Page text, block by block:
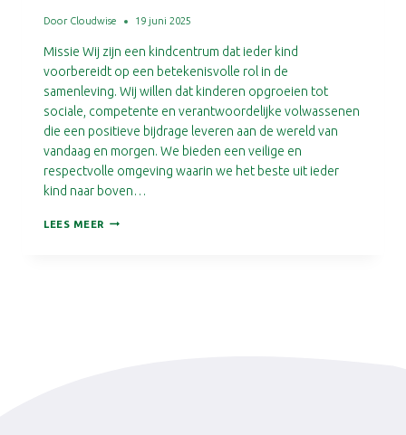
Door Cloudwise 19 juni 2025
Missie Wij zijn een kindcentrum dat ieder kind
voorbereidt op een betekenisvolle rol in de
samenleving. Wij willen dat kinderen opgroeien tot
sociale, competente en verantwoordelijke volwassenen
die een positieve bijdrage leveren aan de wereld van
vandaag en morgen. We bieden een veilige en
respectvolle omgeving waarin we het beste uit ieder
kind naar boven…
LEES MEER MISSIE